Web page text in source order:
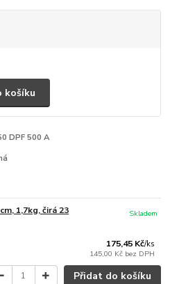
košíku
DPF 500 A
1,7kg, čirá 23
175,45 Kč/ks
145,00 Kč bez DPH
Skladem
Přidat do košíku